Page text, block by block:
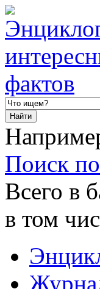
Поиск
Всего в
в том